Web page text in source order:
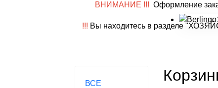
ВНИМАНИЕ !!! Оформление
!!! Вы находитесь в разделе
ВСЕ